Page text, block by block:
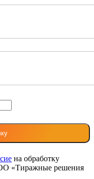
на обработку
«Тиражные решения